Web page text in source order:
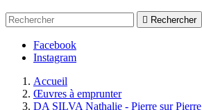
 Rechercher
Facebook
Instagram
Accueil
Œuvres à emprunter
DA SILVA Nathalie - Pierre sur Pierre